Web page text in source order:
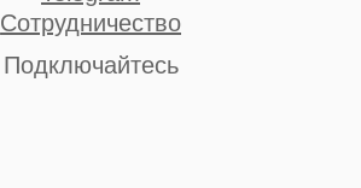
Сотрудничество
Подключайтесь